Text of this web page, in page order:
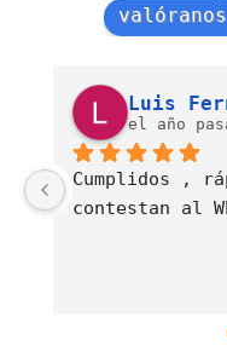
J.
el año
Es una
el servicio de